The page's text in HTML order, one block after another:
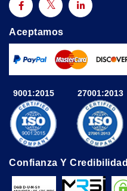
Aceptamos
9001:2015 27001:2013
Confianza Y Credibilidad